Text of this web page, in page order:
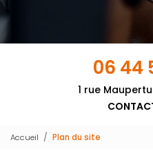
06 44
1 rue
Accueil Plan du site